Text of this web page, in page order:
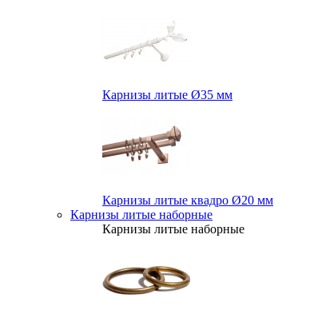
Карнизы литые Ø35 мм
Карнизы литые квадро Ø20 мм
Карнизы литые наборные
Карнизы литые наборные